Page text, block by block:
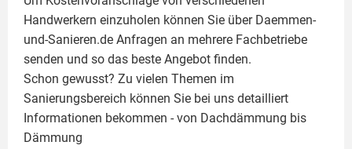
Handwerkern einzuholen können Sie über Daemmen-
und-Sanieren.de Anfragen an mehrere Fachbetriebe
senden und so das beste Angebot finden.
Schon gewusst? Zu vielen Themen im
Sanierungsbereich können Sie bei uns detailliert
Informationen bekommen - von Dachdämmung bis
Dämmung